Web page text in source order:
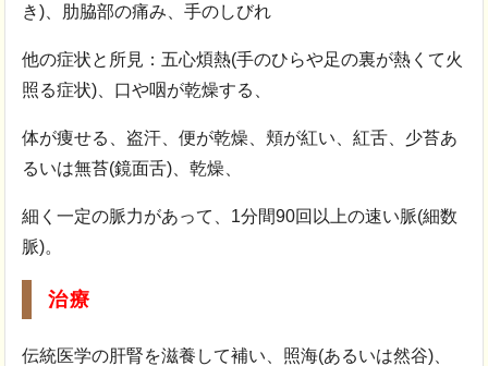
き)、肋脇部の痛み、手のしびれ
他の症状と所見：五心煩熱(手のひらや足の裏が熱くて火
照る症状)、口や咽が乾燥する、
体が痩せる、盗汗、便が乾燥、頬が紅い、紅舌、少苔あ
るいは無苔(鏡面舌)、乾燥、
細く一定の脈力があって、1分間90回以上の速い脈(細数
脈)。
治療
伝統医学の肝腎を滋養して補い、照海(あるいは然谷)、